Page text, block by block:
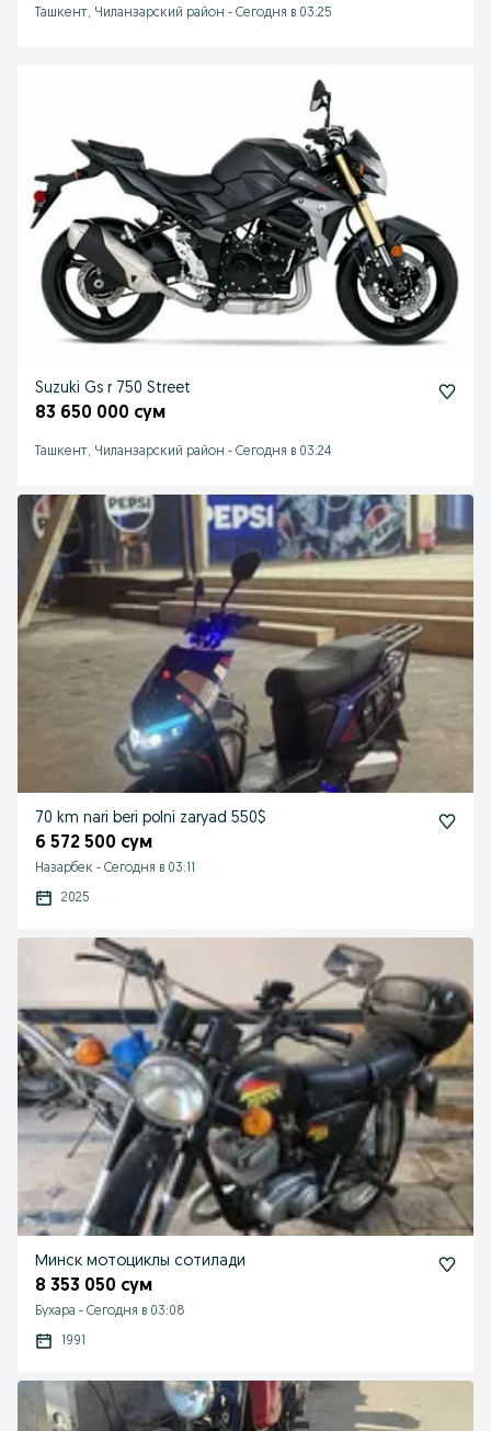
Ташкент, Чиланзарский район - Сегодня в 03:25
Suzuki Gs r 750 Street
83 650 000 сум
Ташкент, Чиланзарский район - Сегодня в 03:24
70 km nari beri polni zaryad 550$
6 572 500 сум
Назарбек - Сегодня в 03:11
2025
Минск мотоциклы сотилади
8 353 050 сум
Бухара - Сегодня в 03:08
1991